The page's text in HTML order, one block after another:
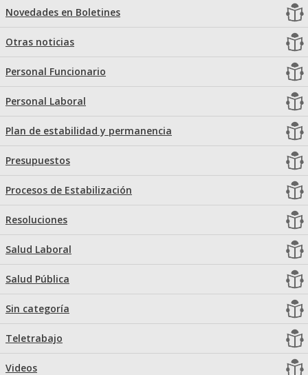
Novedades en Boletines
Otras noticias
Personal Funcionario
Personal Laboral
Plan de estabilidad y permanencia
Presupuestos
Procesos de Estabilización
Resoluciones
Salud Laboral
Salud Pública
Sin categoría
Teletrabajo
Videos